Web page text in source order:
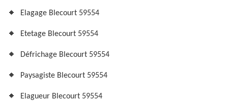
Elagage Blecourt 59554
Etetage Blecourt 59554
Défrichage Blecourt 59554
Paysagiste Blecourt 59554
Elagueur Blecourt 59554